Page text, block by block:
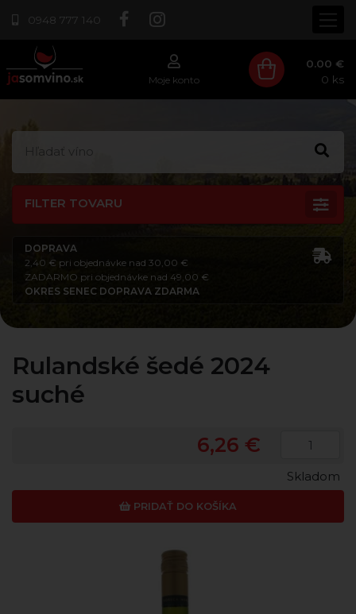
0948 777 140
Moje konto
0.00 €
0 ks
FILTER TOVARU
DOPRAVA
2,40 € pri objednávke nad 30,00 €
ZADARMO pri objednávke nad 49,00 €
OKRES SENEC DOPRAVA ZDARMA
Rulandské šedé 2024
suché
6,26 €
PRIDAŤ DO KOŠÍKA
Skladom